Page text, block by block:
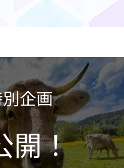
企画
開！